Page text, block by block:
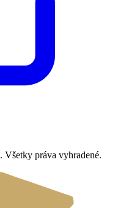
. Všetky práva vyhradené.